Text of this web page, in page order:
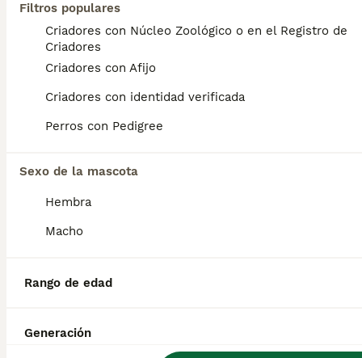
Filtros populares
Criadores con Núcleo Zoológico o en el Registro de
Criadores
Criadores con Afijo
Criadores con identidad verificada
Perros con Pedigree
Sexo de la mascota
Hembra
Macho
Rango de edad
Generación
¿Los perros azawakh son
buenas mascotas?
Personalidad de Azawakh Con la familia son
compañeros cariñosos e inteligentes ,
dispuestos a trabajar con sus dueños ya sea
como perros guardianes o como cazadores;
se adaptan bien a la soledad, ni a la falta de
¿Qué tamaño alcanzan los
perros azawakh?